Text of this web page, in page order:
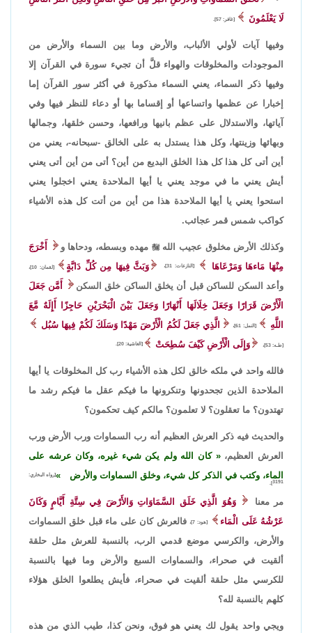
لَا يَعْلَمُونَ
[غافر: 57].
وفيها آيات لأولي الألباب، والأرض وما بين السماء والأرض من
الموجودات والمخلوقات والهواء قلَّ أن تجيء سورة في القرآن إلا
وفيها ذكر السماء، يعني السماء مذكورة في أكثر سور القرآن إما
إخبارا عن عظمها واتساعها أو إقساما بها أو دعاء للنظر فيها وفي
آياتها، والاستدلال على عظم بانيها ورافعها، وحسن خلقها، وجمالها
وبهائها وزينتها، وكل هذا يستدل به على الخالق -سبحانه-، يعني من
أين أتى كل هذا كل هذا الخلق البديع من أين؟ أتى من أين أتى يعني
أيش يعني ما في موجد يعني يا أيها الملاحدة يعني اخجلوا يعني
استحوا يعني يا أيها الملاحدة هذا من أين من أتت كل هذه الأشياء
كواكب شمس قمر عجائب.
وكذلك الأرض مخلوق عجيب الله مهده وبسطه، ودحاها و
أَخْرَجَ
مِنْهَا مَاءهَا وَمَرْعَاهَا
[النازعات: 31]، وَبَثَّ فِيهَا مِن كُلِّ دَابَّةٍ [لقمان: 10]،
وأعد السكن للساكن قبل أن يخلق الساكن خلق السكن
أَمَّن جَعَلَ
الْأَرْضَ قَرَارًا وَجَعَلَ خِلَالَهَا أَنْهَارًا وَجَعَلَ بَيْنَ الْبَحْرَيْنِ حَاجِزًا أَإِلَهٌ مَّعَ
اللَّهِ
[النمل: 61]، الَّذِي جَعَلَ لَكُمُ الْأَرْضَ مَهْدًا وَسَلَكَ لَكُمْ فِيهَا سُبُل
[طـه: 53]، وَإِلَى الْأَرْضِ كَيْفَ سُطِحَتْ [الغاشية: 20].
فالله واحد في ملكه خالق لكل هذه الأشياء رب كل المخلوقات يا أيها
الملاحدة الذين تجحدونها وتنكرونها ما فيكم عقل ما فيكم رشد ما
تهتدون؟ ما تعقلون؟ لا تعلمون؟ مالكم كيف تحكمون؟
والحديث فيه ذكر العرش العظيم أنه رب السماوات ورب الأرض ورب
العرش العظيم،
كان الله ولم يكن شيء غيره، وكان عرشه على
الماء، وكتب في الذكر كل شيء، وخلق السماوات والأرض
[رواه البخاري:
3191].
مر معنا
وَهُوَ الَّذِي خَلَق السَّمَاوَاتِ وَالأَرْضَ فِي سِتَّةِ أَيَّامٍ وَكَانَ
عَرْشُهُ عَلَى الْمَاء
[هود: 7]،
فالعرش كان على ماء قبل خلق السماوات
والأرض، والكرسي موضع قدمي الرب، بالنسبة للعرش مثل حلقة
ألقيت في صحراء، والسماوات السبع والأرض وما فيها بالنسبة
للكرسي مثل حلقة ألقيت في صحراء، فأيش يطلعوا الخلق هؤلاء
كلهم بالنسبة لله؟
ويجي واحد يقول لك يعني هو فوق، ونحن كذا، طيب الذي من هذه